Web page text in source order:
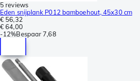
5 reviews
Eden snijplank P012 bamboehout, 45x30 cm
€ 56,32
€ 64,00
-12%Bespaar 7,68